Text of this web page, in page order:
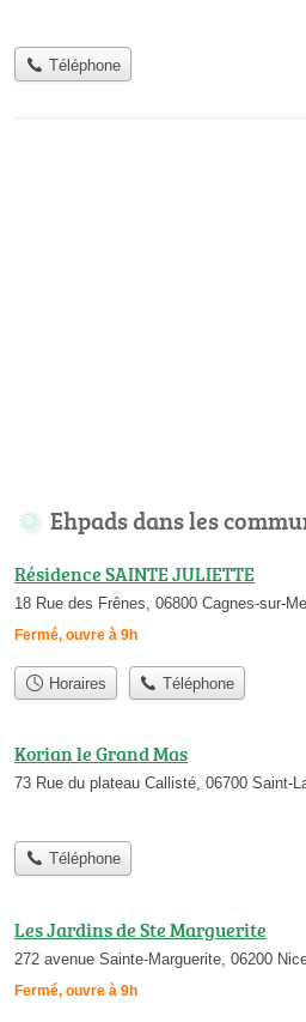
Téléphone
Ehpads dans les
Résidence SAINTE JULIETTE
18 Rue des Frênes, 06800 Cagnes-sur-
Fermé, ouvre à 9h
Horaires Téléphone
Korian le Grand Mas
73 Rue du plateau Callisté, 06700 Saint-
Téléphone
Les Jardins de Ste Marguerite
272 avenue Sainte-Marguerite, 06200
Fermé, ouvre à 9h